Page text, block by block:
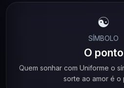
☯️
SÍMBOLO
O ponto
Quem sonhar com Uniforme o
sorte ao amor é o